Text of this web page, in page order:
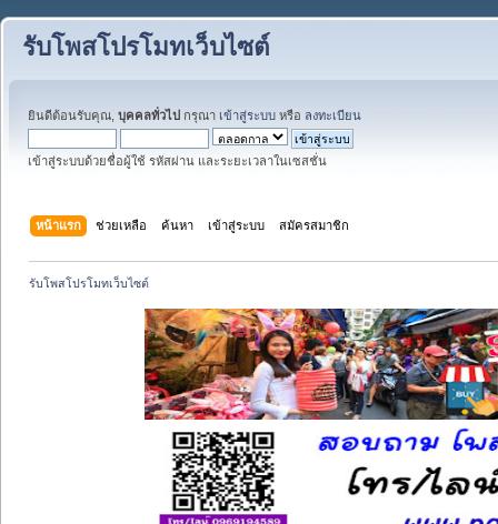
รับโพสโปรโมทเว็บไซต์
ยินดีต้อนรับคุณ, บุคคลทั่วไป กรุณา เข้าสู่ระบบ หรือ ลงทะเบียน
เข้าสู่ระบบด้วยชื่อผู้ใช้ รหัสผ่าน และระยะเวลาในเซสชั่น
หน้าแรก ช่วยเหลือ ค้นหา เข้าสู่ระบบ สมัครสมาชิก
รับโพสโปรโมทเว็บไซต์